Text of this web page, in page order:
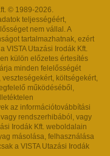
© 1989-2026.
teljességéért,
nem vállal. A
tartalmazhatnak, ezért
VISTA Utazási Irodák Kft.
külön előzetes értesítés
minden felelősségét
költségekért,
működéséből,
az információtovábbítási
rendszerhibából, vagy
Irodák Kft. weboldalain
másolása, felhasználása
a VISTA Utazási Irodák